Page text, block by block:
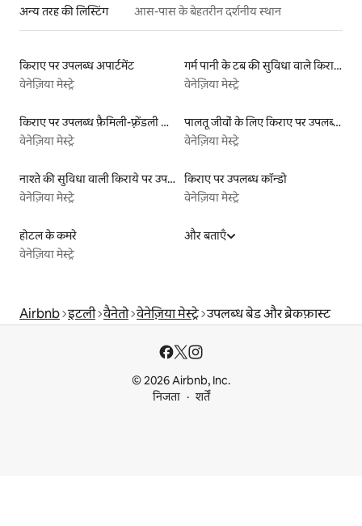
अन्य तरह की लिस्टिंग आस-पास के बेहतरीन दर्शनीय स्थान
किराए पर उपलब्ध अपार्टमेंट
वेनेज़िया मेस्ट्रे
गर्म पानी के टब की सुविधा वाले किराये पर उपलब्ध यर्ट टेंट
वेनेज़िया मेस्ट्रे
किराए पर उपलब्ध फ़ैमिली-फ़्रेंडली लिस्टिंग
वेनेज़िया मेस्ट्रे
पालतू जीवों के लिए किराए पर उपलब्ध लिस्टिंग
वेनेज़िया मेस्ट्रे
नाश्ते की सुविधा वाली किराये पर उपलब्ध लिस्टिंग
वेनेज़िया मेस्ट्रे
किराए पर उपलब्ध कॉन्डो
वेनेज़िया मेस्ट्रे
होटल के कमरे
वेनेज़िया मेस्ट्रे
और बताएँ
Airbnb इटली वैनेतो वेनेज़िया मेस्ट्रे उपलब्ध बेड और ब्रेकफ़ास्ट
© 2026 Airbnb, Inc.
निजता
शर्तें